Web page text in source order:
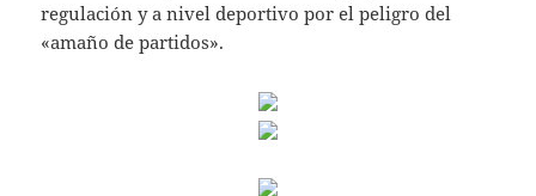
regulación y a nivel deportivo por el peligro del
«amaño de partidos».